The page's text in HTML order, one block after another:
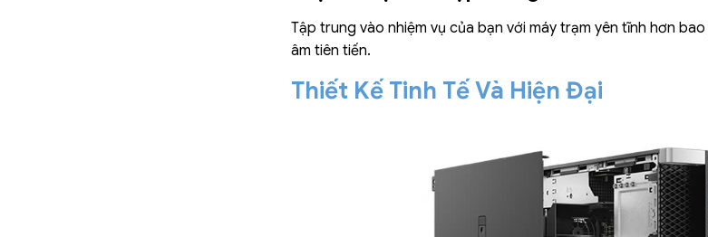
Tập trung vào nhiệm vụ của bạn với máy trạm yên tĩnh hơn
âm tiên tiến.
Thiết Kế Tinh Tế Và Hiện Đại